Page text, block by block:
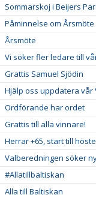
Sommarskoj i Beijers
Påminnelse om Årsmöte
Årsmöte
Vi söker fler ledare till
Grattis Samuel Sjödin
Hjälp oss uppdatera vår
Ordförande har ordet
Grattis till alla vinnare!
Herrar +65, start till
Valberedningen söker
#Allatillbaltiskan
Alla till Baltiskan